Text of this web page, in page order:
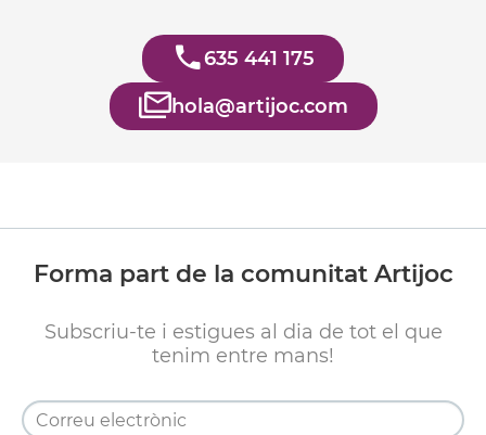
635 441 175
hola@artijoc.com
Forma part de la comunitat Artijoc
Subscriu-te i estigues al dia de tot el que
tenim entre mans!